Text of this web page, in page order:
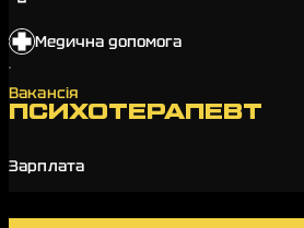
Медична допомога
Вакансія
ПСИХОТЕРАПЕВТ
Зарплата